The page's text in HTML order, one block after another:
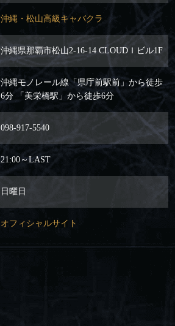
沖縄・松山高級キャバクラ
沖縄県那覇市松山2-16-14 CLOUDＩビル1F
沖縄モノレール線「県庁前駅前」から徒歩
6分 「美栄橋駅」から徒歩6分
098-917-5540
21:00～LAST
日曜日
オフィシャルサイト